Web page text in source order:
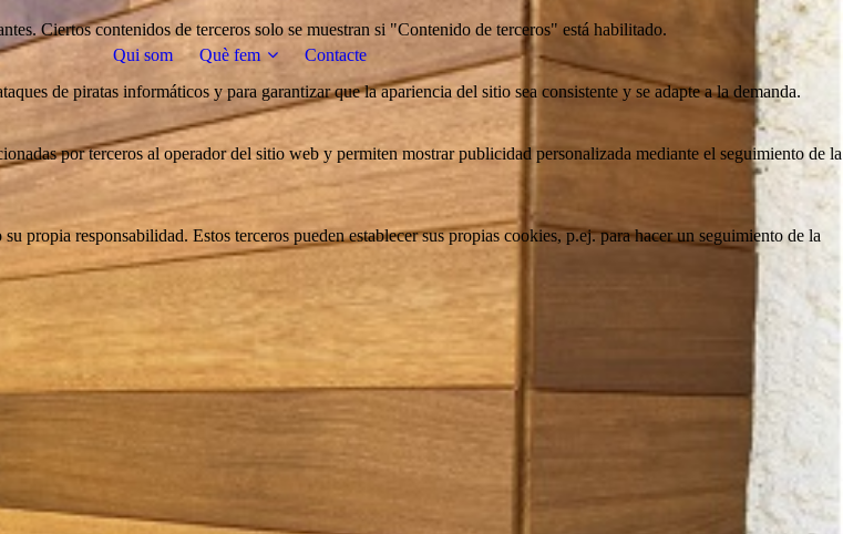
Qui som Què fem Contacte
Ciertos contenidos de terceros solo se muestran si "Contenido de terceros" está habilitado.
de piratas informáticos y para garantizar que la apariencia del sitio sea consistente y se adapte a la demanda.
por terceros al operador del sitio web y permiten mostrar publicidad personalizada mediante el seguimiento de la
propia responsabilidad. Estos terceros pueden establecer sus propias cookies, p.ej. para hacer un seguimiento de la